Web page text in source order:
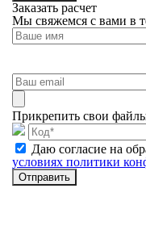
Заказать расчет
Мы свяжемся с вами в
Прикрепить свои
Даю согласие на
условиях политики
Отправить